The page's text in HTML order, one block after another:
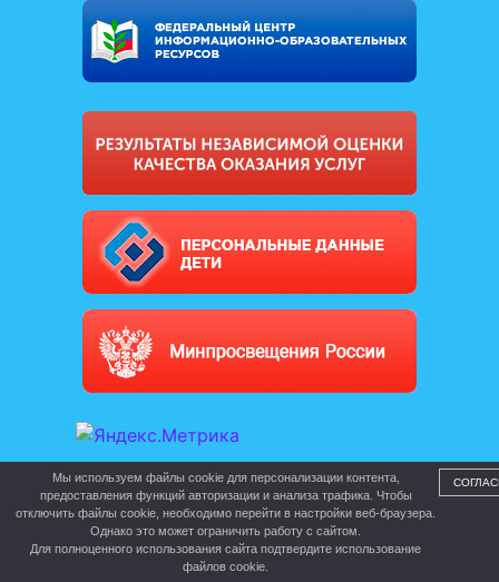
Мы используем файлы cookie для персонализации контента,
предоставления функций авторизации и анализа трафика. Чтобы
отключить файлы cookie, необходимо перейти в настройки веб-браузера.
Однако это может ограничить работу с сайтом.
Для полноценного использования сайта подтвердите использование
файлов cookie.